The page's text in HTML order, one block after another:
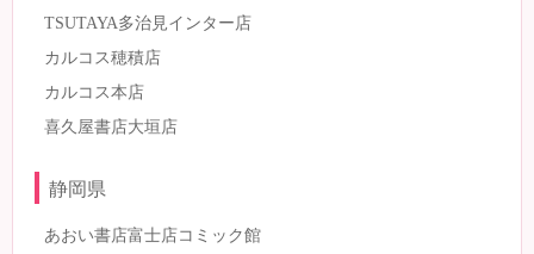
TSUTAYA多治見インター店
カルコス穂積店
カルコス本店
喜久屋書店大垣店
静岡県
あおい書店富士店コミック館